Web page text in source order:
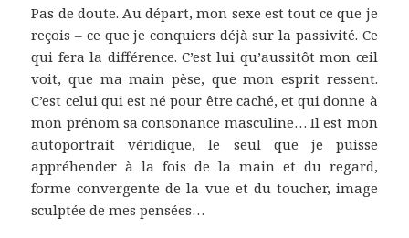
Pas de doute. Au départ, mon sexe est tout ce que je
reçois – ce que je conquiers déjà sur la passivité. Ce
qui fera la différence. C’est lui qu’aussitôt mon œil
voit, que ma main pèse, que mon esprit ressent.
C’est celui qui est né pour être caché, et qui donne à
mon prénom sa consonance masculine… Il est mon
autoportrait véridique, le seul que je puisse
appréhender à la fois de la main et du regard,
forme convergente de la vue et du toucher, image
sculptée de mes pensées…